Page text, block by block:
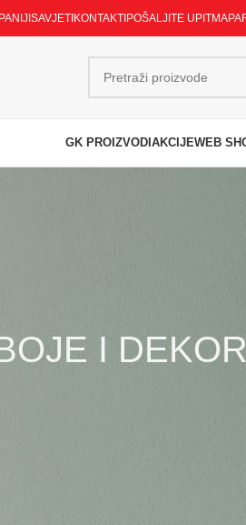
SAVJETI KONTAKTI POŠALJITE UPITMAPA
GK PROIZVODI AKCIJEWEB
I